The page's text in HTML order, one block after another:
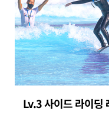
Lv.3 사이드 라이딩